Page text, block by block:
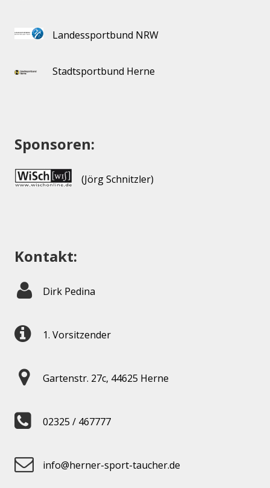
Landessportbund NRW
Stadtsportbund Herne
Sponsoren:
(Jörg Schnitzler)
Kontakt:
Dirk Pedina
1. Vorsitzender
Gartenstr. 27c, 44625 Herne
02325 / 467777
info@herner-sport-taucher.de